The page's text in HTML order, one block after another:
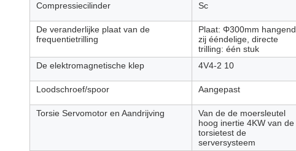
Compressiecilinder Sc
De veranderlijke plaat van de
frequentietrilling
Plaat: Φ300mm hangend
zij ééndelige, directe
trilling: één stuk
De elektromagnetische klep 4V4-2 10
Loodschroef/spoor Aangepast
Torsie Servomotor en Aandrijving
Van de de moersleutel
hoog inertie 4KW van de
torsietest de
serversysteem